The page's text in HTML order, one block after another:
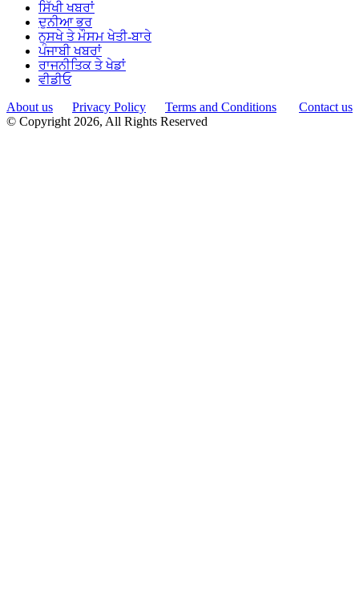
ਸਿੱਖੀ ਖਬਰਾਂ
ਦੁਨੀਆ ਭਰ
ਨੁਸਖੇ ਤੇ ਮੌਸਮ ਖੇਤੀ-ਬਾਰੇ
ਪੰਜਾਬੀ ਖਬਰਾਂ
ਰਾਜਨੀਤਿਕ ਤੇ ਖੇਡਾਂ
ਵੀਡੀਓ
About us
Privacy Policy Terms and Conditions
Contact us
© Copyright 2026, All Rights Reserved